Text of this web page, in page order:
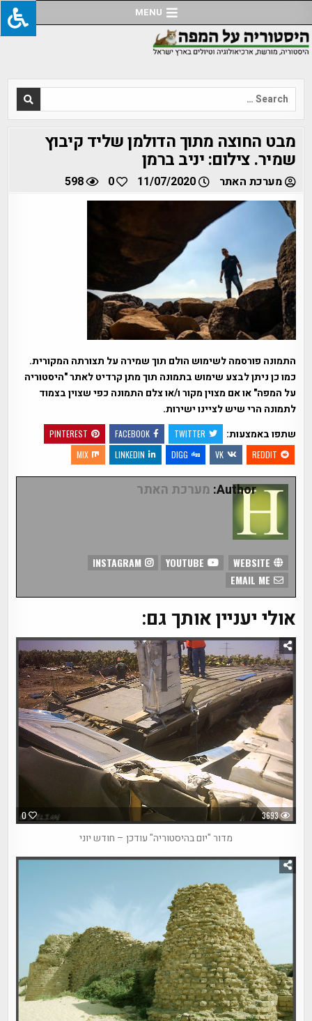
to
content
MENU
Search
for:
מבט החוצה מתוך הדולמן שליד קיבוץ
שמיר. צילום: יניב ברמן
מערכת האתר 11/07/2020
0
598
התמונה פורסמה לשימוש הולם תוך שמירה על תצורתה המקורית.
כמו כן ניתן לבצע שימוש בתמונה תוך מתן קרדיט לאתר "היסטוריה
על המפה" או אם מצוין מקור ו/או צלם התמונה כפי שצוין בצמוד
לתמונה הרי שיש לציינו ישירות.
שתפו באמצעות:
TWITTER
FACEBOOK
PINTEREST
REDDIT
VK
DIGG
LINKEDIN
MIX
Author: מערכת האתר
INSTAGRAM
אולי יעניין אותך גם:
0 3693
מדור "יום בהיסטוריה" עודכן – חודש יוני